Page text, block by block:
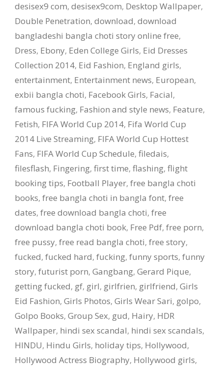
desisex9 com, desisex9com, Desktop Wallpaper,
Double Penetration, download, download
bangladeshi bangla choti story online free,
Dress, Ebony, Eden College Girls, Eid Dresses
Collection 2014, Eid Fashion, England girls,
entertainment, Entertainment news, European,
exbii bangla choti, Facebook Girls, Facial,
famous fucking, Fashion and style news, Feature,
Fetish, FIFA World Cup 2014, Fifa World Cup
2014 Live Streaming, FIFA World Cup Hottest
Fans, FIFA World Cup Schedule, filedais,
filesflash, Fingering, first time, flashing, flight
booking tips, Football Player, free bangla choti
books, free bangla choti in bangla font, free
dates, free download bangla choti, free
download bangla choti book, Free Pdf, free porn,
free pussy, free read bangla choti, free story,
fucked, fucked hard, fucking, funny sports, funny
story, futurist porn, Gangbang, Gerard Pique,
getting fucked, gf, girl, girlfrien, girlfriend, Girls
Eid Fashion, Girls Photos, Girls Wear Sari, golpo,
Golpo Books, Group Sex, gud, Hairy, HDR
Wallpaper, hindi sex scandal, hindi sex scandals,
HINDU, Hindu Girls, holiday tips, Hollywood,
Hollywood Actress Biography, Hollywood girls,